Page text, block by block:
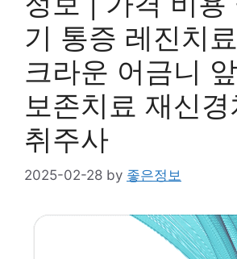
기 통증 레진치
크라운 어금니
보존치료 재신
취주사
2025-02-28 by 좋은정보